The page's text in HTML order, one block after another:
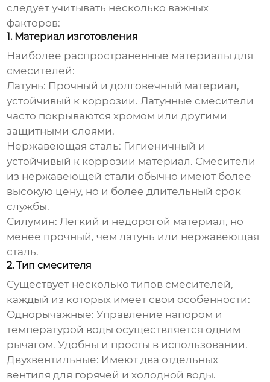
следует учитывать несколько важных
факторов:
1. Материал изготовления
Наиболее распространенные материалы для
смесителей:
Латунь: Прочный и долговечный материал,
устойчивый к коррозии. Латунные смесители
часто покрываются хромом или другими
защитными слоями.
Нержавеющая сталь: Гигиеничный и
устойчивый к коррозии материал. Смесители
из нержавеющей стали обычно имеют более
высокую цену, но и более длительный срок
службы.
Силумин: Легкий и недорогой материал, но
менее прочный, чем латунь или нержавеющая
сталь.
2. Тип смесителя
Существует несколько типов смесителей,
каждый из которых имеет свои особенности:
Однорычажные: Управление напором и
температурой воды осуществляется одним
рычагом. Удобны и просты в использовании.
Двухвентильные: Имеют два отдельных
вентиля для горячей и холодной воды.